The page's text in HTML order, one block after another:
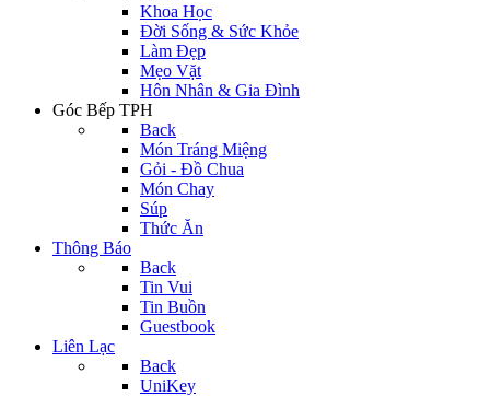
Khoa Học
Đời Sống & Sức Khỏe
Làm Đẹp
Mẹo Vặt
Hôn Nhân & Gia Đình
Góc Bếp TPH
Back
Món Tráng Miệng
Gỏi - Đồ Chua
Món Chay
Súp
Thức Ăn
Thông Báo
Back
Tin Vui
Tin Buồn
Guestbook
Liên Lạc
Back
UniKey